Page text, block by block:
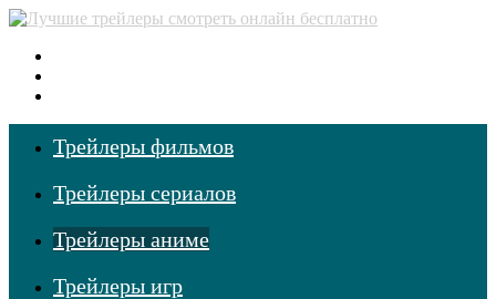
Трейлеры фильмов
Трейлеры сериалов
Трейлеры аниме
Трейлеры игр